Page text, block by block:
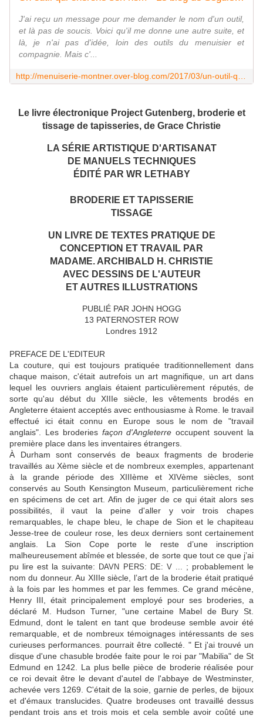
J'ai reçu un message pour me demander le nom d'un outil,
et là pas de soucis. Voici qu'il me donne une autre suite, et
là, je n'ai pas d'idée, loin des outils du menuisier et
compagnie. Mais c'...
Le livre électronique Project Gutenberg, broderie et
tissage de tapisseries, de Grace Christie
LA SÉRIE ARTISTIQUE D'ARTISANAT
DE MANUELS TECHNIQUES
ÉDITÉ PAR WR LETHABY
BRODERIE ET ​​TAPISSERIE
TISSAGE
UN LIVRE DE TEXTES PRATIQUE DE
CONCEPTION ET TRAVAIL PAR
MADAME. ARCHIBALD H. CHRISTIE
AVEC DESSINS DE L'AUTEUR
ET AUTRES ILLUSTRATIONS
PUBLIÉ PAR JOHN HOGG
13 PATERNOSTER ROW
Londres 1912
PREFACE DE L'EDITEUR
La couture, qui est toujours pratiquée traditionnellement dans
chaque maison, c'était autrefois un art magnifique, un art dans
lequel les ouvriers anglais étaient particulièrement réputés, de
sorte qu'au début du XIIIe siècle, les vêtements brodés en
Angleterre étaient acceptés avec enthousiasme à Rome. le travail
effectué ici était connu en Europe sous le nom de "travail
anglais".
Les broderies façon d'Angleterre occupent souvent la
première place dans les inventaires étrangers.
À Durham sont conservés de beaux fragments de broderie
travaillés au Xème siècle et de nombreux exemples, appartenant
à la grande période des XIIIème et XIVème siècles, sont
conservés au South Kensington Museum, particulièrement riche
en spécimens de cet art. Afin de juger de ce qui était alors ses
possibilités, il vaut la peine d'aller y voir trois chapes
remarquables, le chape bleu, le chape de Sion et le chapiteau
Jesse-tree de couleur rose, les deux derniers sont certainement
anglais.
La Sion Cope porte le reste d’une inscription
malheureusementabîmée et blessée, de sorte que tout ce que j’ai
pu lire est la suivante: DAVN PERS: DE: V ... ; probablement le
nom du donneur. Au XIIIe siècle, l’art de la broderie était pratiqué
à la fois par les hommes et par les femmes. Ce grand mécène,
Henry III, était principalement employé pour ses broderies, a
déclaré M. Hudson Turner, "une certaine Mabel de Bury St.
Edmund, dont le talent en tant que brodeuse semble avoir été
remarquable, et de nombreux témoignages intéressants de ses
curieuses performances. pourrait être collecté. " Et j'ai trouvé un
disque d'une chasuble brodée faite pour le roi par "Mabilia" de St
Edmund en 1242. La plus belle pièce de broderie réalisée pour
ce roi devait être le devant d'autel de l'abbaye de Westminster,
achevée vers 1269. C'était de la soie, garnie de perles, de bijoux
et d'émaux translucides.
Quatre brodeuses ont travaillé dessus
pendant trois ans et trois mois et cela semble avoir coûté une